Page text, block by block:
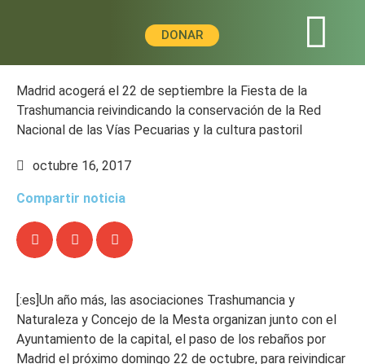
DONAR
Madrid acogerá el 22 de septiembre la Fiesta de la
Trashumancia reivindicando la conservación de la Red
Nacional de las Vías Pecuarias y la cultura pastoril
octubre 16, 2017
Compartir noticia
[:es]Un año más, las asociaciones Trashumancia y
Naturaleza y Concejo de la Mesta organizan junto con el
Ayuntamiento de la capital, el paso de los rebaños por
Madrid el próximo domingo 22 de octubre, para reivindicar